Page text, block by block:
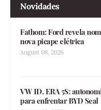
Novidades
Fathom: Ford revela
nova picape elétrica
August 08, 2026
VW ID. ERA 5S:
para enfrentar BYD Seal